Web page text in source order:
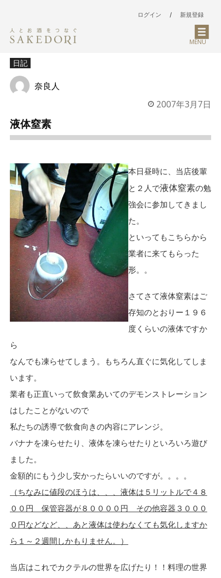
ログイン / 新規登録
MENU
日記
奈良人
2007年3月7日
液体窒素
本日昼時に、当店後輩
と２人で液体窒素の勉
強会に参加してきまし
た。
といってもこちらから
業者に来てもらった
形。。
さてさて液体窒素はご
存知のとおりー１９６
度くらいの液体ですか
ら
なんでも凍らせてしまう。もちろん直ぐに気化してしま
います。
業者も正直いって飲食業あいてのデモンストレーション
はしたことがないので
私たちの誘導で飲食向きの内容にアレンジ。
バナナを凍らせたり、液体を凍らせたりといろいろ遊び
ました。
金額的にもう少し安かったらいいのですが。。。。
（ちなみに値段のほうは、、、液体は５リットルで４８
００円 保管容器が８００００円 その他容器３０００
０円などなど、、あと液体は使わなくても気化しますか
ら１～２週間しかもりません。）
当店はこれでカクテルの世界を広げたり！！料理の世界